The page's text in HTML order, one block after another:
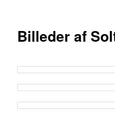
Billeder af